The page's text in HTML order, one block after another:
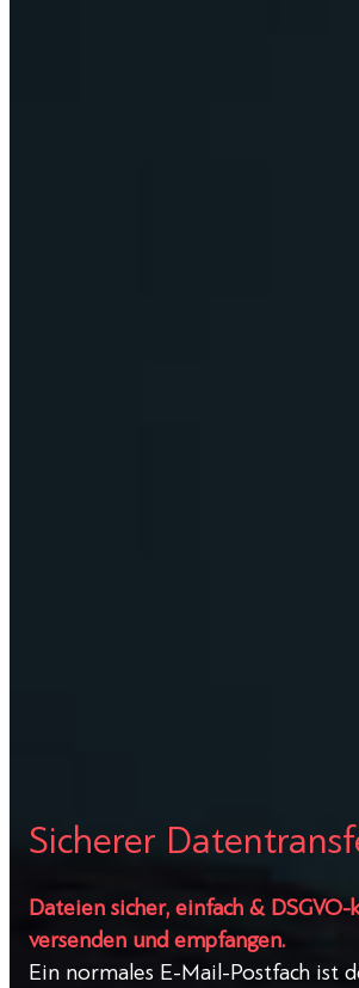
Sicherer
Dateien sicher, einfach &
versenden und empfangen.
Ein normales E-Mail-Postfach ist